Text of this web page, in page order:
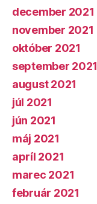
december 2021
november 2021
október 2021
september 2021
august 2021
júl 2021
jún 2021
máj 2021
apríl 2021
marec 2021
február 2021